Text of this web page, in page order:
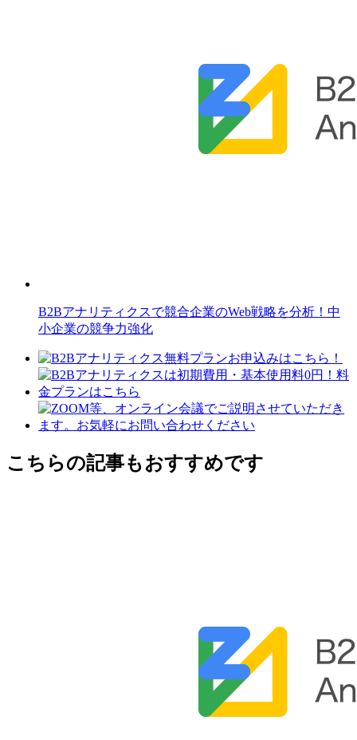
B2Bアナリティクスで競合企業のWeb戦略を分析！中
小企業の競争力強化
こちらの記事もおすすめです